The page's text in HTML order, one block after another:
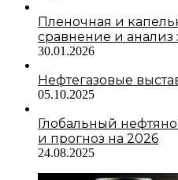
Пленочная и
сравнение и анализ
30.01.2026
Нефтегазовые
05.10.2025
Глобальный
и прогноз на 2026
24.08.2025